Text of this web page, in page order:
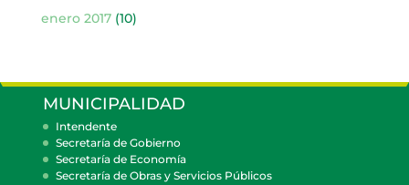
enero 2017(10)
MUNICIPALIDAD
Intendente
Secretaría de Gobierno
Secretaría de Economía
Secretaría de Obras y Servicios Públicos